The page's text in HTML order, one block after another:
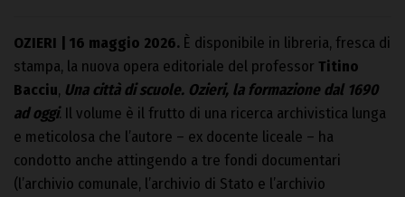
OZIERI | 16 maggio 2026. È disponibile in libreria, fresca di
stampa, la nuova opera editoriale del professor Titino
Bacciu, Una città di scuole. Ozieri, la formazione dal 1690
ad oggi. Il volume è il frutto di una ricerca archivistica lunga
e meticolosa che l’autore – ex docente liceale – ha
condotto anche attingendo a tre fondi documentari
(l’archivio comunale, l’archivio di Stato e l’archivio